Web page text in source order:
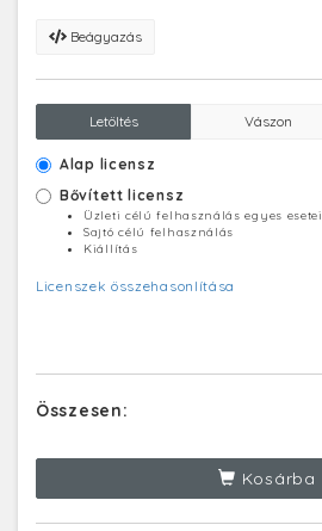
Beágyazás
Letöltés Vászon
Alap licensz
Bővített licensz
Üzleti célú felhasználás egyes esetei
Sajtó célú felhasználás
Kiállítás
Licenszek összehasonlítása
Összesen:
Kosárba